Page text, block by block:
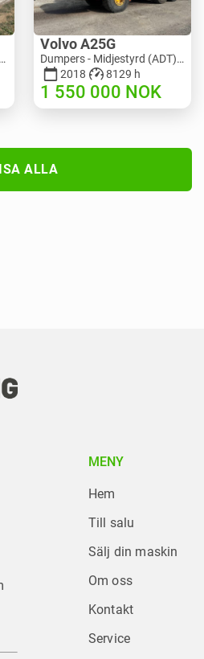
Bom-/skylift - Teleskopisk bomlyft | M586-3845 | RGTRNL26491
Volvo A25G
Dumpers - Midjestyrd (ADT) | M151-9001 | 2729
2018
8129 h
1 550 000 NOK
ALLA
MENY
Hem
Till salu
Sälj din maskin
Om oss
Kontakt
Service